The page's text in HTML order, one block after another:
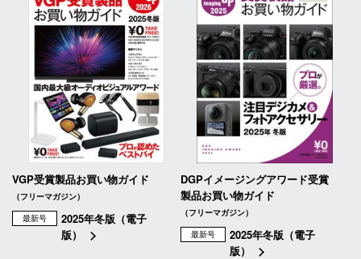
VGP受賞製品お買い物ガイド
（フリーマガジン）
最新号
2025年冬版（電子
版）
DGPイメージングアワード受賞
製品お買い物ガイド
（フリーマガジン）
最新号
2025年冬版（電子
版）